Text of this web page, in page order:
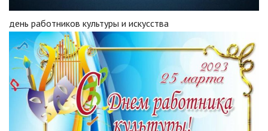
день работников культуры и искусства